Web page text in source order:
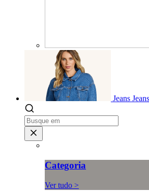
Jeans Jeans
Categoria
Ver tudo >